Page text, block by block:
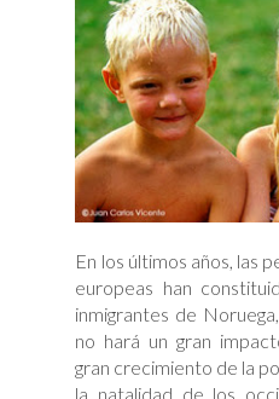
En los últimos años, las
europeas han
inmigrantes de
no hará un gran
gran crecimiento de la
la natalidad de los